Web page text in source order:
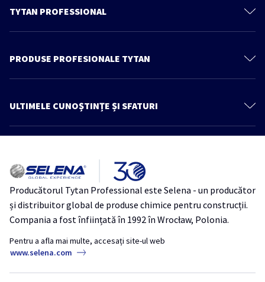
TYTAN PROFESSIONAL
Contactează-ne
Cunoștințe și sfaturi
PRODUSE PROFESIONALE TYTAN
Spume Adezivi
Produse pentru lemn
Benzi
Ancore Chimice
Tytan Industrie
ULTIMELE CUNOȘTINȚE ȘI SFATURI
Mai multe articole
inovator
THERMOSPRAY LOW-MDI – Ideal pentru proiecte mici de izolație și
refacerea izolației existente
Izolație Thermospray TytanProfessional
18 mituri despre siliconi și etanșanți acrilici
Bune practici pentru utilizarea spumei poliuretanice în sezonul rece
Producătorul Tytan Professional este Selena - un producător
și distribuitor global de produse chimice pentru construcții.
Compania a fost înființată în 1992 în Wrocław, Polonia.
Pentru a afla mai multe, accesați site-ul web
www.selena.com